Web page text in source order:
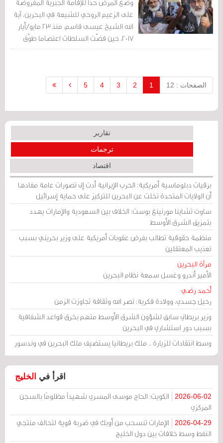
وضع المرض حدا للإقامة الجبرية المفروضة
على الزعيم الروحي للشيعة في البحرين، آية
الله الشيخ عيسى قاسم، منذ 23 مايو/أيار
2017، حين فضّت السلطات اعتصاما طوّق
منزله حوالي العام، في عملية راح ضحيتها 5
خمسة أمتار.
الصفحات : 12 1
2
3
4
5
تقارير
ترجمات
اقتصاد
برقيات دبلوماسية أمريكية: الحرب الإيرانية أدت إلى تصورات عامة مفادها
أن الولايات المتحدة تخلت عن البحرين للتركيز على حماية إسرائيل
ساوث تشاينا مورنينغ بوست: الخلاف بين السعودية والإمارات يهدد
بتمزيق الشرق الأوسط
منظمة حقوقية تطالب بفرض عقوبات أمريكية على وزير بحريني بسبب
تعذيب المعتقلين
مرآة البحرين
الأمير أندرو وغسل سمعة نظام البحرين
أحمد رضي
رحيل جسدي، وولادة فكرية: نصر الله وثقافة تجاوزت الزمن
وزير بريطاني سابق لشؤون الشرق الأوسط متهم بخرق قواعد الشفافية
بسبب دور استشاري في البحرين
وسط انتقادات للزيارة .. ملك بريطانيا يستضيف ملك البحرين في وندسور
اقرأ في الخليج
2026-06-02
الكويت: الحاج موسى المسري شهيداً مظلومًا بالسجن
المركزي
2026-04-29
الإمارات تنسحب من أوبك في ضربة قوية لتحالف منتجي
النفط وسط خلافات بين دول الخليج